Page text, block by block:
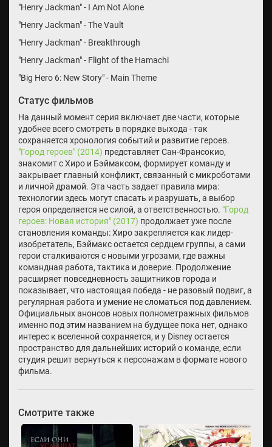
"Henry Jackman" - I Am Not Alone
"Henry Jackman" - The Vault
"Henry Jackman" - Breakthrough
"Henry Jackman" - Flight of the Hamachi
"Big Hero 6: New Story" - Main Theme
Статус фильмов
На данный момент серия включает две части, которые
удобнее всего смотреть в порядке выхода - так
сохраняется хронология событий и развитие героев.
"Город героев" (2014) представляет Сан-Франсокио,
знакомит с Хиро и Бэймаксом, формирует команду и
закрывает главный конфликт, связанный с микроботами
и личной драмой. Эта часть задает правила мира:
технологии здесь могут спасать и разрушать, а выбор
героя определяется не силой, а ответственностью. "Город
героев: Новая история" (2017) продолжает уже после
становления команды: Хиро закрепляется как лидер-
изобретатель, Бэймакс остается сердцем группы, а сами
герои сталкиваются с новыми угрозами, где важны
командная работа, тактика и доверие. Продолжение
расширяет повседневность защитников города и
показывает, что настоящая победа - не разовый подвиг, а
регулярная работа и умение не сломаться под давлением.
Официальных анонсов новых полнометражных фильмов
именно под этим названием на будущее пока нет, однако
интерес к вселенной сохраняется, и у Disney остается
пространство для дальнейших историй о команде, если
студия решит вернуться к персонажам в формате нового
фильма.
Смотрите также